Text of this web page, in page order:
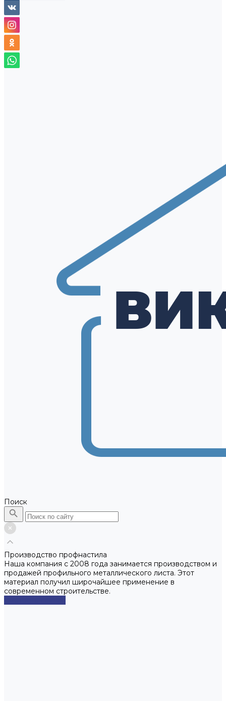
Поиск
Производство профнастила
Наша компания с 2008 года занимается производством и
продажей профильного металлического листа. Этот
материал получил широчайшее применение в
современном строительстве.